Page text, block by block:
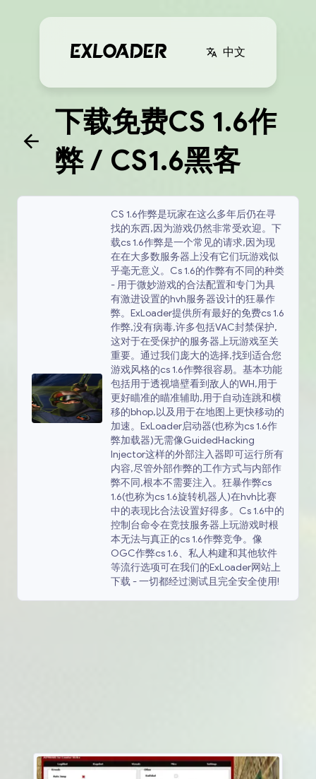
中文
下载免费CS 1.6作
弊 / CS1.6黑客
CS 1.6作弊是玩家在这么多年后仍在寻
找的东西,因为游戏仍然非常受欢迎。下
载cs 1.6作弊是一个常见的请求,因为现
在在大多数服务器上没有它们玩游戏似
乎毫无意义。Cs 1.6的作弊有不同的种类
- 用于微妙游戏的合法配置和专门为具
有激进设置的hvh服务器设计的狂暴作
弊。ExLoader提供所有最好的免费cs 1.6
作弊,没有病毒,许多包括VAC封禁保护,
这对于在受保护的服务器上玩游戏至关
重要。通过我们庞大的选择,找到适合您
游戏风格的cs 1.6作弊很容易。基本功能
包括用于透视墙壁看到敌人的WH,用于
更好瞄准的瞄准辅助,用于自动连跳和横
移的bhop,以及用于在地图上更快移动的
加速。ExLoader启动器(也称为cs 1.6作
弊加载器)无需像GuidedHacking
Injector这样的外部注入器即可运行所有
内容,尽管外部作弊的工作方式与内部作
弊不同,根本不需要注入。狂暴作弊cs
1.6(也称为cs 1.6旋转机器人)在hvh比赛
中的表现比合法设置好得多。Cs 1.6中的
控制台命令在竞技服务器上玩游戏时根
本无法与真正的cs 1.6作弊竞争。像
OGC作弊cs 1.6、私人构建和其他软件
等流行选项可在我们的ExLoader网站上
下载 - 一切都经过测试且完全安全使用!